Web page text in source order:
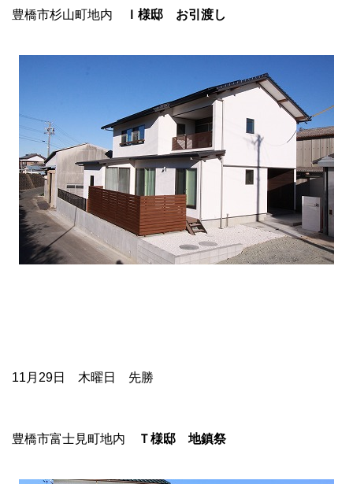
豊橋市杉山町地内 Ｉ様邸 お引渡し
11月29日 木曜日 先勝
豊橋市富士見町地内 Ｔ様邸 地鎮祭